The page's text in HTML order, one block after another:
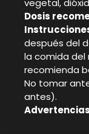
Dosis
después del
la comida del
recomienda
No tomar
antes).
Advertencias